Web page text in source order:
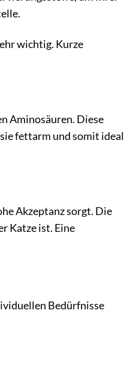
wichtig. Kurze
Aminosäuren. Diese
fettarm und somit ideal
Akzeptanz sorgt. Die
Katze ist. Eine
Bedürfnisse